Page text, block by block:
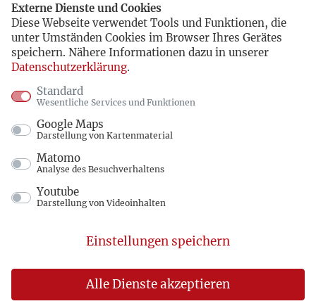
Externe Dienste und Cookies
Diese Webseite verwendet Tools und Funktionen, die
unter Umständen Cookies im Browser Ihres Gerätes
speichern. Nähere Informationen dazu in unserer
Datenschutzerklärung.
Standard
Wesentliche Services und Funktionen
Google Maps
Darstellung von Kartenmaterial
Matomo
Analyse des Besuchverhaltens
Youtube
Darstellung von Videoinhalten
Alle Dienste akzeptieren
Einstellungen speichern